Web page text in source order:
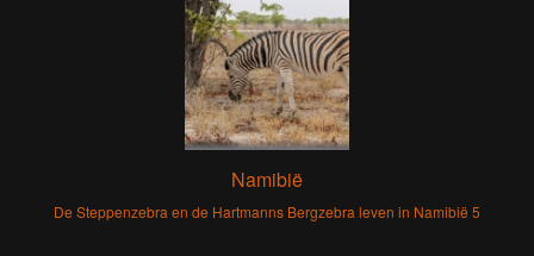
Namibië
De Steppenzebra en de Hartmanns Bergzebra leven in Namibië 5